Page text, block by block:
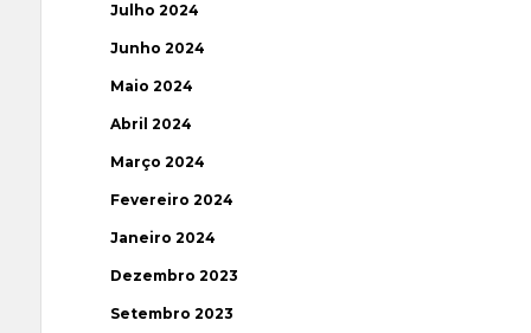
Julho 2024
Junho 2024
Maio 2024
Abril 2024
Março 2024
Fevereiro 2024
Janeiro 2024
Dezembro 2023
Setembro 2023